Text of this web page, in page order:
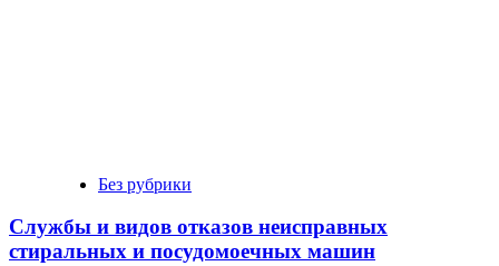
Без рубрики
Cлужбы и видов отказов неисправных
стиральных и посудомоечных машин